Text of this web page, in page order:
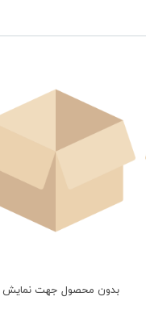
بدون محصول جهت نمایش